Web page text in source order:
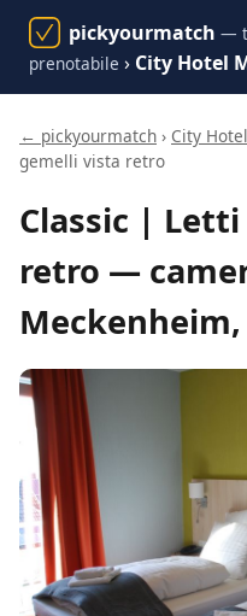
pickyourmatch —
prenotabile › City Hotel
← pickyourmatch › City
gemelli vista retro
Classic |
retro —